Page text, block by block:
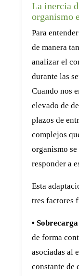
La inercia
organismo
Para
de manera
analizar el
durante las
Cuando nos
elevado de
plazos de
complejos
organismo
responder a
Esta
tres factores
•
de forma
asociadas al
constante de